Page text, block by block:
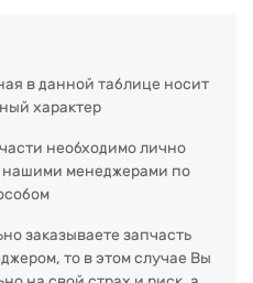
в данной таблице носит
характер
необходимо лично
нашими менеджерами по
заказываете запчасть
то в этом случае Вы